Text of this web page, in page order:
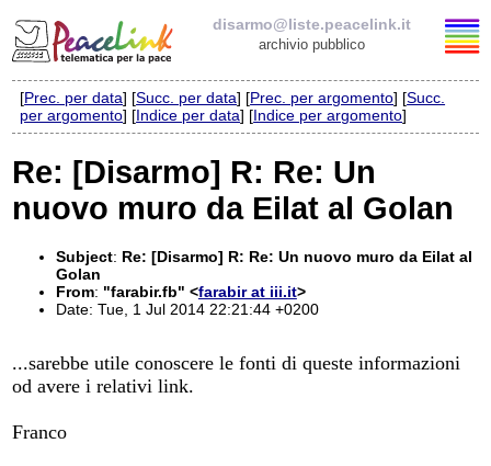
disarmo@liste.peacelink.it
archivio pubblico
Elenco delle liste
Iscrizione / Cancellazione
Policy delle liste di PeaceLink
Informativa sulla privacy
Richieste di rimozione
[Prec. per data] [Succ. per data] [Prec. per argomento] [Succ.
per argomento] [Indice per data] [Indice per argomento]
Re: [Disarmo] R: Re: Un
nuovo muro da Eilat al Golan
Subject: Re: [Disarmo] R: Re: Un nuovo muro da Eilat al
Golan
From: "farabir.fb" <farabir at iii.it>
Date: Tue, 1 Jul 2014 22:21:44 +0200
...sarebbe utile conoscere le fonti di queste informazioni
od avere i relativi link.
Franco